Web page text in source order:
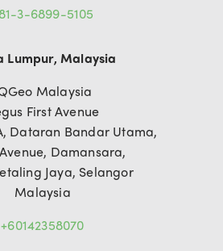
3-6899-5105
Lumpur, Malaysia
Malaysia
First Avenue
Dataran Bandar Utama,
Damansara,
Jaya, Selangor
Malaysia
+60142358070